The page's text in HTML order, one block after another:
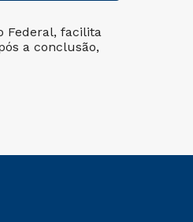
Federal, facilita
a conclusão,